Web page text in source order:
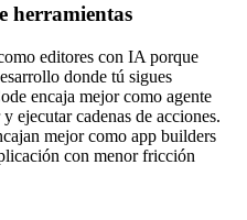
herramientas
editores con IA porque
donde tú sigues
encaja mejor como agente
ejecutar cadenas de acciones.
mejor como app builders
con menor fricción